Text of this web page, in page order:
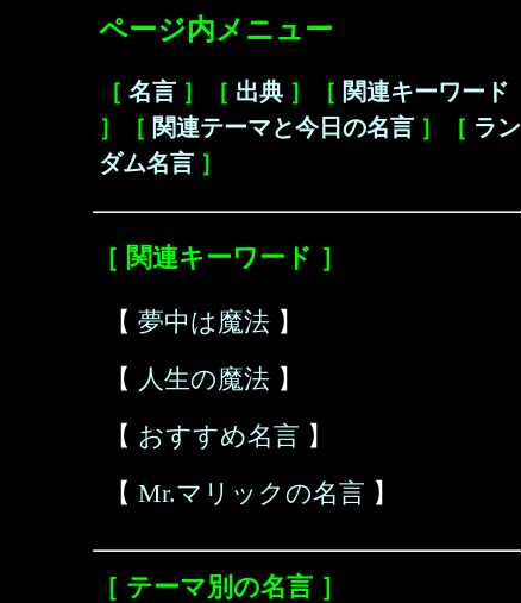
ページ内メニュー
［ 名言 ］［ 出典 ］［ 関連キーワード
］［ 関連テーマと今日の名言 ］［ ラン
ダム名言 ］
［ 関連キーワード ］
【 夢中は魔法 】
【 人生の魔法 】
【 おすすめ名言 】
【 Mr.マリックの名言 】
［ テーマ別の名言 ］